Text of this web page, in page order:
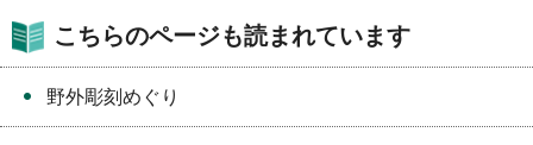
こちらのページも読まれています
野外彫刻めぐり